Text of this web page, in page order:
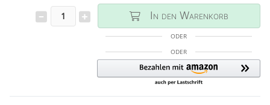
In den Warenkorb
ODER
ODER